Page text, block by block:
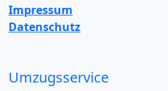
Impressum
Datenschutz
Umzugsservice